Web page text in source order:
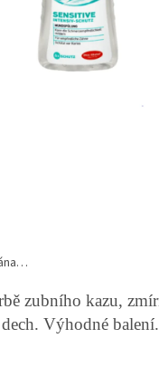
zubního kazu,
Výhodné